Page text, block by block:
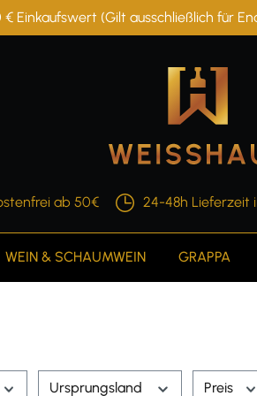
Einkaufswert (Gilt ausschließlich für
ab 50€ 24-48h Lieferzeit
WEIN & SCHAUMWEIN GRAPPA
Ursprungsland Preis